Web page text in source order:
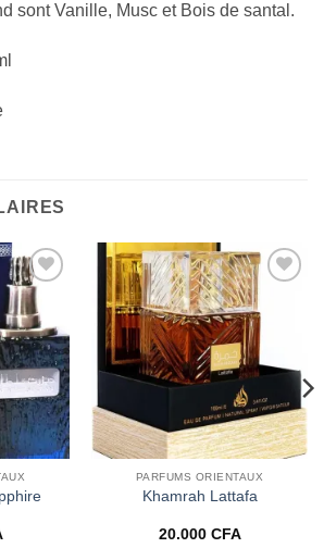
sont Vanille, Musc et Bois de santal.
Ajouter
à la liste
d’envies
Ajouter
à la liste
d’envies
PARFUMS ORIENTAUX
Khamrah Lattafa
20.000 CFA